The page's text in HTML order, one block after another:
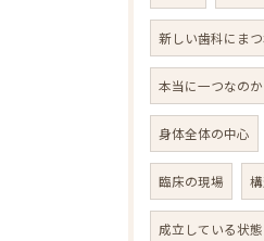
新しい歯科にま
本当に一つなのか
身体全体の中心
臨床の現場
成立している状態